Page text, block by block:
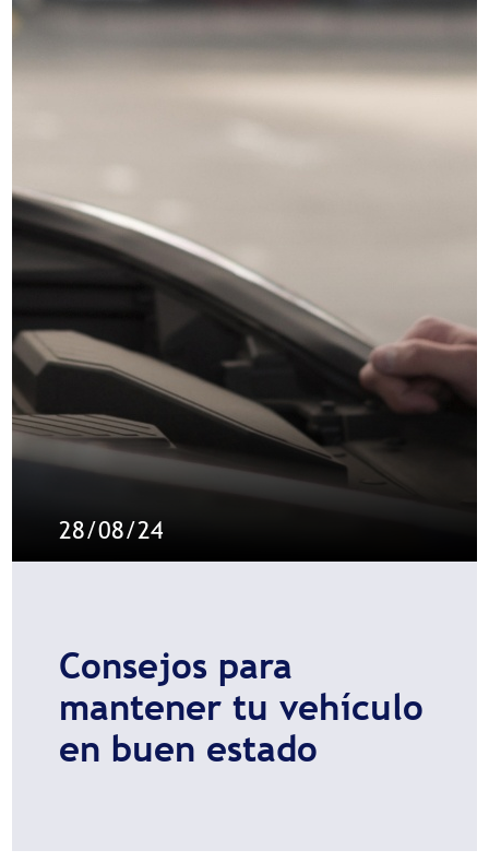
28/08/24
Consejos para
mantener tu vehículo
en buen estado